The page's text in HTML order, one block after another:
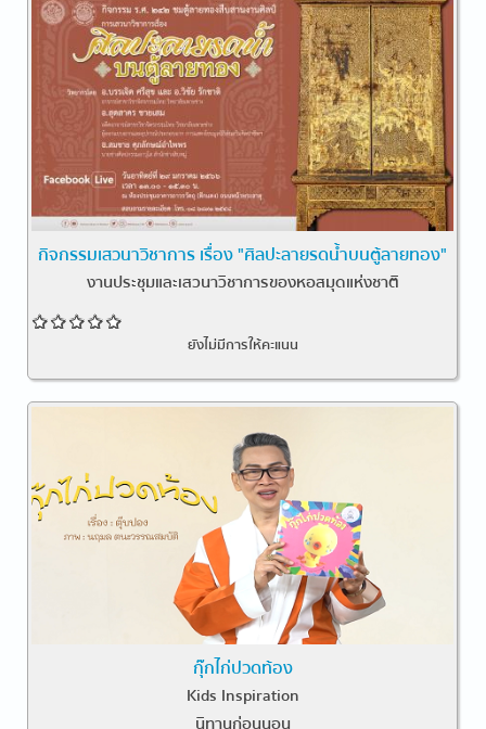
กิจกรรมเสวนาวิชาการ เรื่อง "ศิลปะลายรดน้ำบนตู้ลายทอง"
งานประชุมและเสวนาวิชาการของหอสมุดแห่งชาติ
ยังไม่มีการให้คะแนน
กุ๊กไก่ปวดท้อง
Kids Inspiration
นิทานก่อนนอน